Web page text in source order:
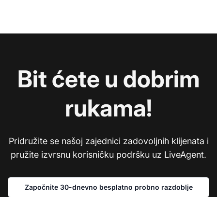
Bit ćete u dobrim
rukama!
Pridružite se našoj zajednici zadovoljnih klijenata i
pružite izvrsnu korisničku podršku uz LiveAgent.
Započnite 30-dnevno besplatno probno razdoblje